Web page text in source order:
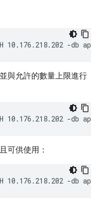
10.176.218.202 -db
與允許的數量上限進行
10.176.218.202 -db
可供使用：
10.176.218.202 -db